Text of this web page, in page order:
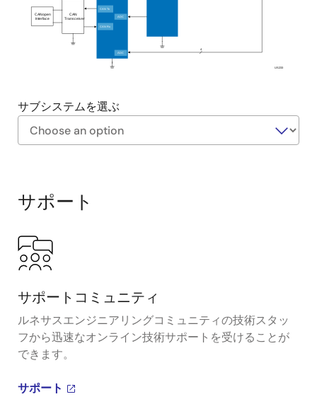
2つの誘導式位置センサは、ロータの絶対位置とイン
クリメンタル位置を提供します。
全体的なBOMコストを最小限に抑え、サイズを縮小
し、かさばる高価な光学式エンコーダを置き換える
US233
CANopen
Interface
CAN
Transceiver
4
CAN Tx
ADC
CAN Rx
ADC
サブシステムを選ぶ
Diagram
サポート
サポートコミュニティ
ルネサスエンジニアリングコミュニティの技術スタッ
フから迅速なオンライン技術サポートを受けることが
できます。
サポート